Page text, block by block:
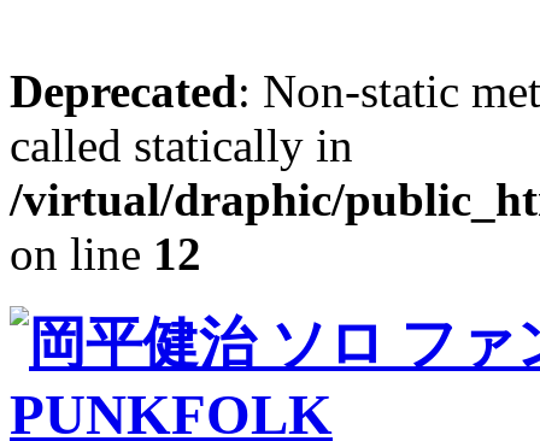
Deprecated: Non-static
called statically in
/virtual/draphic/
on line 12